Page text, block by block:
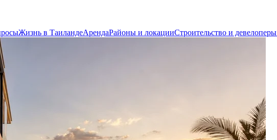
Жизнь в ТаиландеАрендаРайоны и локацииСтроительство и девелоперы